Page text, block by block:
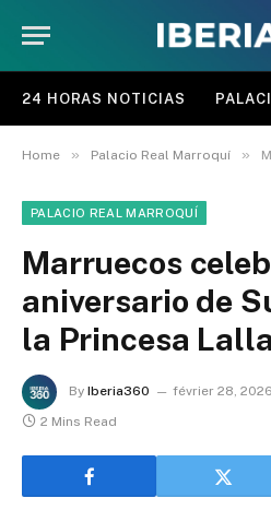
24 HORAS NOTICIAS
Home » Palacio Real Marroquí »
PALACIO REAL MARROQUÍ
Marruecos
aniversario de
la Princesa
By Iberia360 février 28, 2026
2 Mins Read